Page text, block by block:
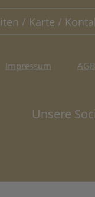
/ Karte /
Impressum AGB
Unsere